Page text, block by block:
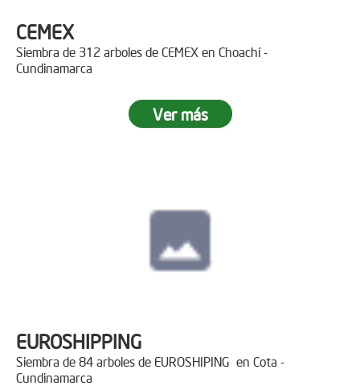
CEMEX
Siembra de 312 arboles de CEMEX en Choachí -
Cundinamarca
Ver más
EUROSHIPPING
Siembra de 84 arboles de EUROSHIPING en Cota -
Cundinamarca